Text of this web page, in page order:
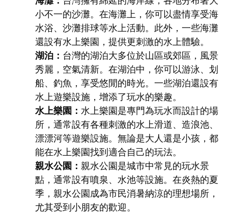
小不一的沙灘。在海灘上，你可以盡情享受海
水浴、沙灘排球等水上活動。此外，一些海灘
還設有水上樂園，提供更刺激的水上體驗。
湖泊： 台灣的湖泊大多位於山區或郊區，風景
秀麗，空氣清新。在湖泊中，你可以游泳、划
船、釣魚，享受悠閒的時光。一些湖泊還設有
水上遊樂設施，增添了玩水的樂趣。
水上樂園： 水上樂園是專門為玩水而設計的場
所，通常設有各種刺激的水上滑道、造浪池、
漂漂河等遊樂設施。無論是大人還是小孩，都
能在水上樂園找到適合自己的玩法。
親水公園： 親水公園是城市中常見的玩水景
點，通常設有噴泉、水池等設施。在炎熱的夏
季，親水公園成為市民消暑納涼的理想場所，
尤其受到小朋友的歡迎。